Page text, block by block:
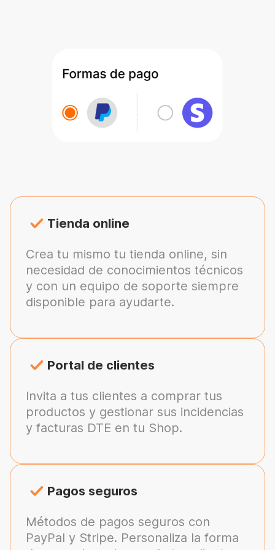
Tienda online
Crea tu mismo tu tienda online, sin
necesidad de conocimientos técnicos
y con un equipo de soporte siempre
disponible para ayudarte.
Portal de clientes
Invita a tus clientes a comprar tus
productos y gestionar sus incidencias
y facturas DTE en tu Shop.
Pagos seguros
Métodos de pagos seguros con
PayPal y Stripe. Personaliza la forma